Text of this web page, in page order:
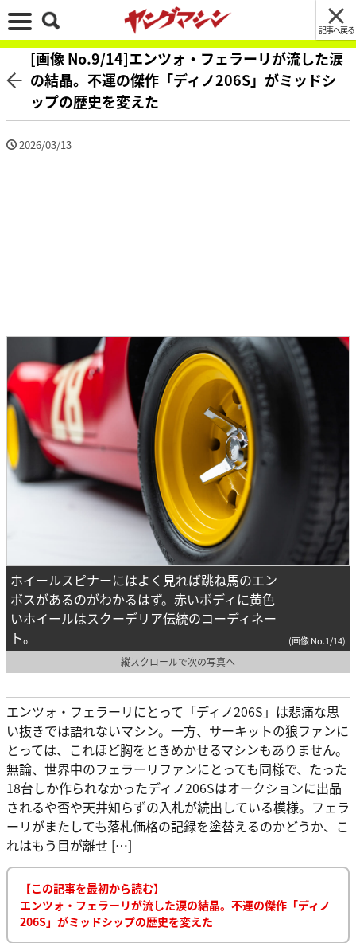
記事へ戻る
[画像 No.9/14]エンツォ・フェラーリが流した涙
の結晶。不運の傑作「ディノ206S」がミッドシ
ップの歴史を変えた
2026/03/13
ホイールスピナーにはよく見れば跳ね馬のエン
ボスがあるのがわかるはず。赤いボディに黄色
いホイールはスクーデリア伝統のコーディネー
ト。
(画像 No.1/14)
縦スクロールで次の写真へ
エンツォ・フェラーリにとって「ディノ206S」は悲痛な思
い抜きでは語れないマシン。一方、サーキットの狼ファンに
とっては、これほど胸をときめかせるマシンもありません。
無論、世界中のフェラーリファンにとっても同様で、たった
18台しか作られなかったディノ206Sはオークションに出品
されるや否や天井知らずの入札が続出している模様。フェラ
ーリがまたしても落札価格の記録を塗替えるのかどうか、こ
れはもう目が離せ […]
【この記事を最初から読む】
エンツォ・フェラーリが流した涙の結晶。不運の傑作「ディノ
206S」がミッドシップの歴史を変えた